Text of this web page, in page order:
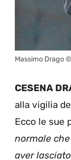
Massimo Drago
CESENA
alla vigilia
Ecco le sue
normale
aver